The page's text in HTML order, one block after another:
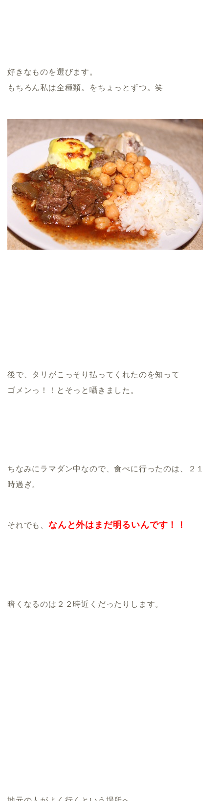
好きなものを選びます。
もちろん私は全種類。をちょっとずつ。笑
後で、タリがこっそり払ってくれたのを知って
ゴメンっ！！とそっと囁きました。
ちなみにラマダン中なので、食べに行ったのは、２１
時過ぎ。
それでも、 なんと外はまだ明るいんです！！
暗くなるのは２２時近くだったりします。